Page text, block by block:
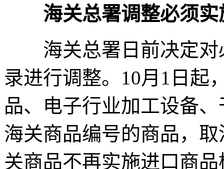
海关总署调整必须
海关总署日前决定对
录进行调整。10月1日起
品、电子行业加工设备
海关商品编号的商品，
关商品不再实施进口商